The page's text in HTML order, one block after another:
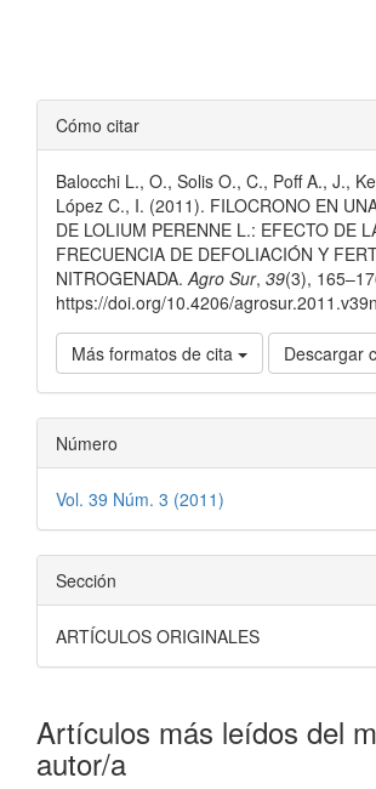
Detalles
del
artículo
Cómo citar
Balocchi L., O., Solis O., C., Poff A., J.,
López C., I. (2011). FILOCRONO EN
DE LOLIUM PERENNE L.: EFECTO DE
FRECUENCIA DE DEFOLIACIÓN Y
NITROGENADA. Agro Sur, 39(3),
https://doi.org/10.4206/
Más formatos de cita Descargar
Número
Vol. 39 Núm. 3 (2011)
Sección
ARTÍCULOS ORIGINALES
Artículos más leídos del
autor/a